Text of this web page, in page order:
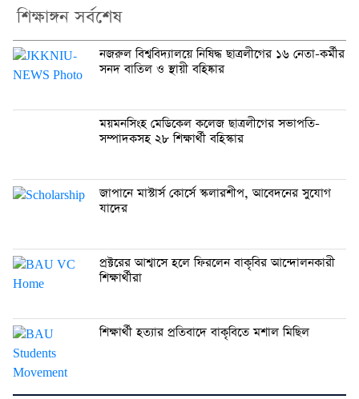
শিক্ষাঙ্গন সর্বশেষ
নজরুল বিশ্ববিদ্যালয়ে নিষিদ্ধ ছাত্রলীগের ১৬ নেতা-কর্মীর
সনদ বাতিল ও স্থায়ী বহিষ্কার
ময়মনসিংহ মেডিকেল কলেজ ছাত্রলীগের সভাপতি-
সম্পাদকসহ ২৮ শিক্ষার্থী বহিস্কার
জাপানে মাস্টার্স কোর্সে স্কলারশীপ, আবেদনের সুযোগ
যাদের
প্রক্টরের আশ্বাসে হলে ফিরলেন বাকৃবির আন্দোলনকারী
শিক্ষার্থীরা
শিক্ষার্থী হত্যার প্রতিবাদে বাকৃবিতে মশাল মিছিল